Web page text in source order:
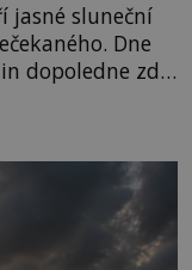
jasné sluneční
Dne
dopoledne zde
zde skutečně